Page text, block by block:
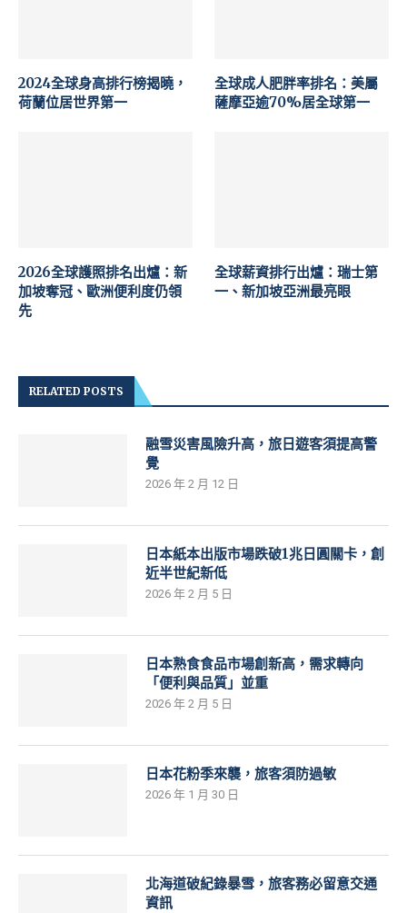
2024全球身高排行榜揭曉，
荷蘭位居世界第一
全球成人肥胖率排名：美屬
薩摩亞逾70%居全球第一
2026全球護照排名出爐：新
加坡奪冠、歐洲便利度仍領
先
全球薪資排行出爐：瑞士第
一、新加坡亞洲最亮眼
RELATED POSTS
融雪災害風險升高，旅日遊客須提高警
覺
2026 年 2 月 12 日
日本紙本出版市場跌破1兆日圓關卡，創
近半世紀新低
2026 年 2 月 5 日
日本熟食食品市場創新高，需求轉向
「便利與品質」並重
2026 年 2 月 5 日
日本花粉季來襲，旅客須防過敏
2026 年 1 月 30 日
北海道破紀錄暴雪，旅客務必留意交通
資訊